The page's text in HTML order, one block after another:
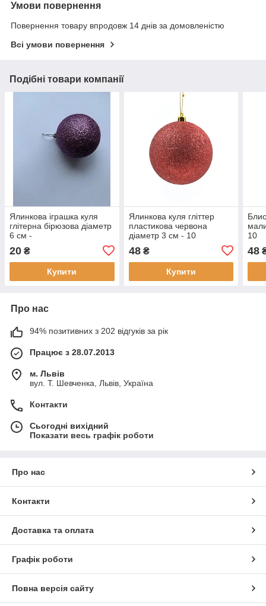
Умови повернення
Повернення товару впродовж 14 днів за домовленістю
Всі умови повернення
Подібні товари компанії
Ялинкова іграшка куля
глітерна бірюзова діаметр
6 см -
20 ₴
Купити
Ялинкова куля гліттер
пластикова червона
діаметр 3 см - 10
48₴
Купити
10
48
Про нас
94% позитивних з 202 відгуків за рік
Працює з 28.07.2013
м. Львів
вул. Т. Шевченка, Львів, Україна
Контакти
Сьогодні вихідний
Показати весь графік роботи
Про нас
Контакти
Доставка та оплата
Графік роботи
Повна версія сайту